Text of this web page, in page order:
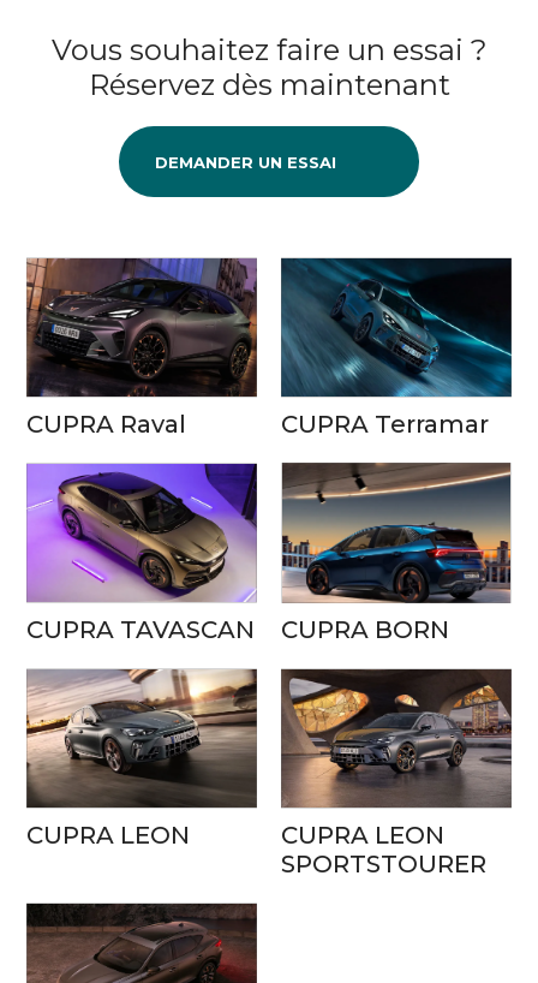
Vous souhaitez faire un essai ?
Réservez dès maintenant
DEMANDER UN ESSAI
CUPRA Raval CUPRA Terramar
CUPRA TAVASCAN CUPRA BORN
CUPRA LEON
CUPRA LEON
SPORTSTOURER